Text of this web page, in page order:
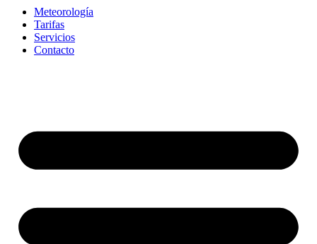
Meteorología
Tarifas
Servicios
Contacto